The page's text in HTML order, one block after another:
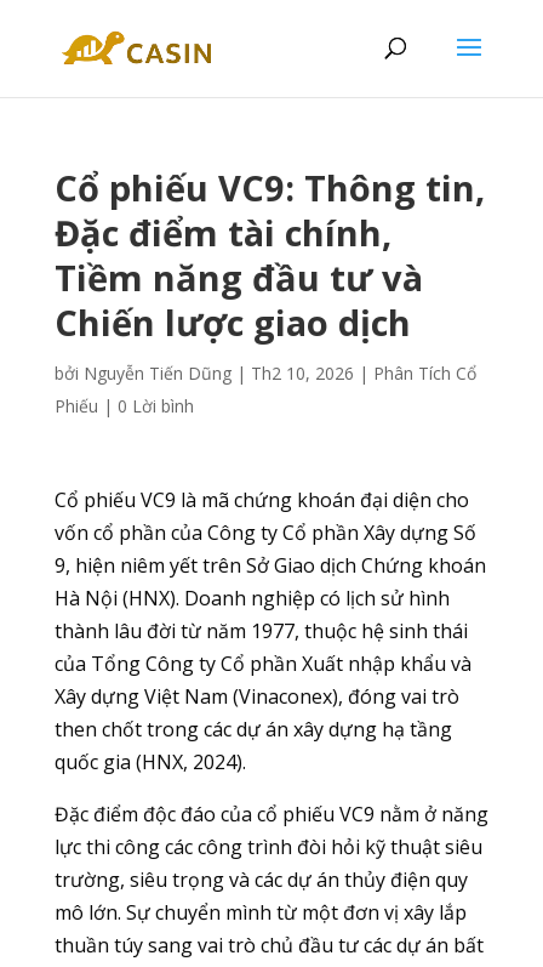
Cổ phiếu VC9: Thông tin,
Đặc điểm tài chính,
Tiềm năng đầu tư và
Chiến lược giao dịch
bởi Nguyễn Tiến Dũng| Th2 10, 2026 | Phân Tích Cổ
Phiếu | 0 Lời bình
Cổ phiếu VC9 là mã chứng khoán đại diện cho
vốn cổ phần của Công ty Cổ phần Xây dựng Số
9, hiện niêm yết trên Sở Giao dịch Chứng khoán
Hà Nội (HNX). Doanh nghiệp có lịch sử hình
thành lâu đời từ năm 1977, thuộc hệ sinh thái
của Tổng Công ty Cổ phần Xuất nhập khẩu và
Xây dựng Việt Nam (Vinaconex), đóng vai trò
then chốt trong các dự án xây dựng hạ tầng
quốc gia (HNX, 2024).
Đặc điểm độc đáo của cổ phiếu VC9 nằm ở năng
lực thi công các công trình đòi hỏi kỹ thuật siêu
trường, siêu trọng và các dự án thủy điện quy
mô lớn. Sự chuyển mình từ một đơn vị xây lắp
thuần túy sang vai trò chủ đầu tư các dự án bất